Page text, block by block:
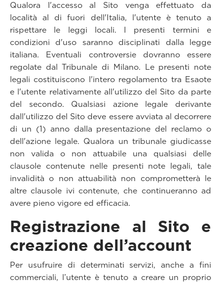
Qualora l'accesso al Sito venga effettuato da
località al di fuori dell'Italia, l'utente è tenuto a
rispettare le leggi locali. I presenti termini e
condizioni d'uso saranno disciplinati dalla legge
italiana. Eventuali controversie dovranno essere
regolate dal Tribunale di Milano. Le presenti note
legali costituiscono l'intero regolamento tra Esaote
e l'utente relativamente all'utilizzo del Sito da parte
del secondo. Qualsiasi azione legale derivante
dall'utilizzo del Sito deve essere avviata al decorrere
di un (1) anno dalla presentazione del reclamo o
dell'azione legale. Qualora un tribunale giudicasse
non valida o non attuabile una qualsiasi delle
clausole contenute nelle presenti note legali, tale
invalidità o non attuabilità non comprometterà le
altre clausole ivi contenute, che continueranno ad
avere pieno vigore ed efficacia.
Registrazione al Sito e
creazione dell’account
Per usufruire di determinati servizi, anche a fini
commerciali, l’utente è tenuto a creare un proprio